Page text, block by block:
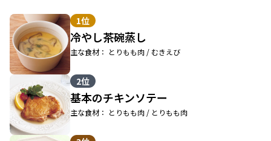
1位
冷やし茶碗蒸し
主な食材： とりもも肉 / むきえび
2位
基本のチキンソテー
主な食材： とりもも肉 / とりもも肉